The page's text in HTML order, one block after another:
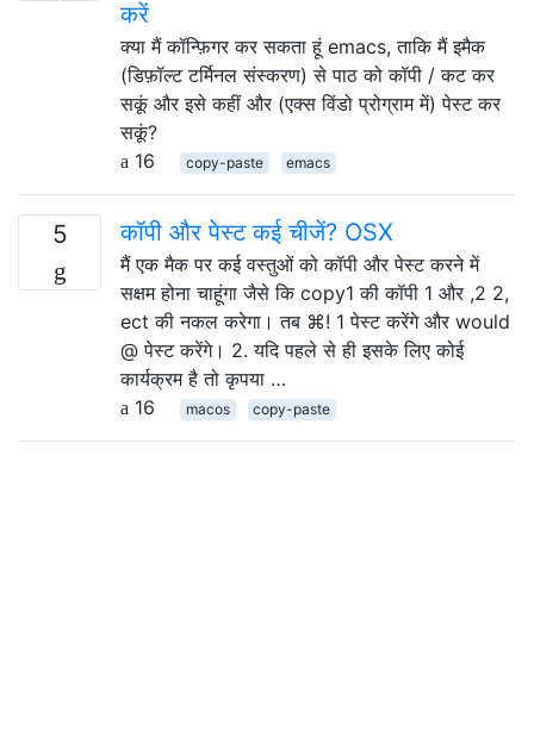
करें
क्या मैं कॉन्फ़िगर कर सकता हूं emacs, ताकि मैं इमैक
(डिफ़ॉल्ट टर्मिनल संस्करण) से पाठ को कॉपी / कट कर
सकूं और इसे कहीं और (एक्स विंडो प्रोग्राम में) पेस्ट कर
सकूं?
16
copy-paste emacs
5 कॉपी और पेस्ट कई चीजें? OSX
मैं एक मैक पर कई वस्तुओं को कॉपी और पेस्ट करने में
सक्षम होना चाहूंगा जैसे कि copy1 की कॉपी 1 और ,2 2,
ect की नकल करेगा। तब ⌘! 1 पेस्ट करेंगे और would
@ पेस्ट करेंगे। 2. यदि पहले से ही इसके लिए कोई
कार्यक्रम है तो कृपया …
16
macos copy-paste